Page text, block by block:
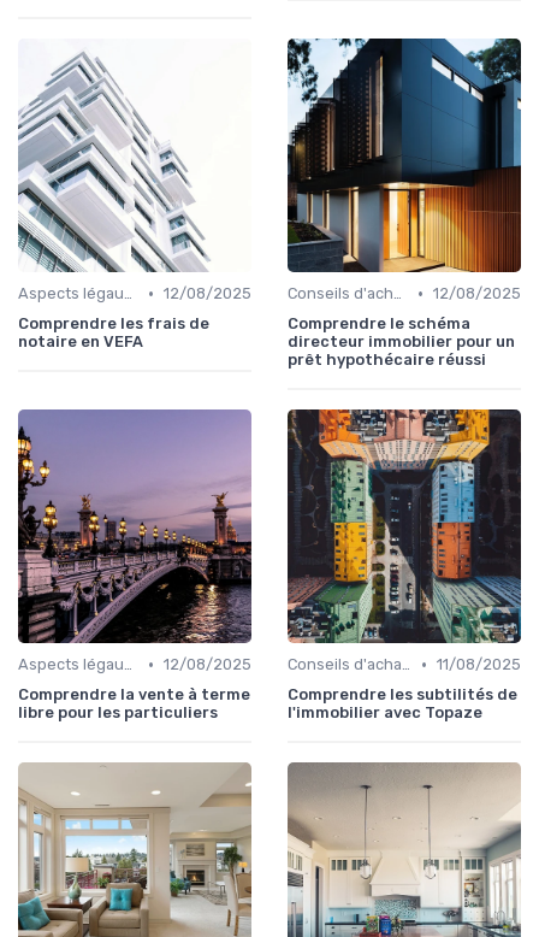
Aspects légaux et fiscaux • 12/08/2025
Comprendre les frais de
notaire en VEFA
Conseils d'achat immobilier • 12/08/2025
Comprendre le schéma
directeur immobilier pour un
prêt hypothécaire réussi
Aspects légaux et fiscaux • 12/08/2025
Comprendre la vente à terme
libre pour les particuliers
Conseils d'achat immobilier • 11/08/2025
Comprendre les subtilités de
l'immobilier avec Topaze